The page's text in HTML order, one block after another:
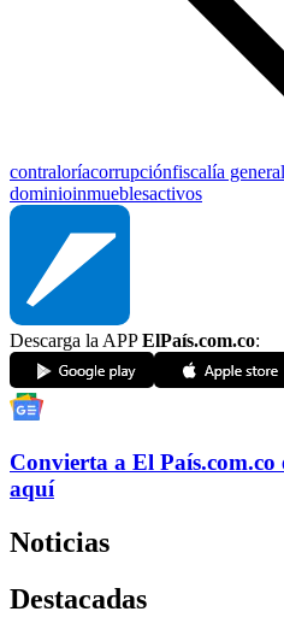
contraloríacorrupciónfiscalía general
dominioinmueblesactivos
Descarga la APPElPaís.com.co:
Convierta a El País.com.co
aquí
Noticias
Destacadas